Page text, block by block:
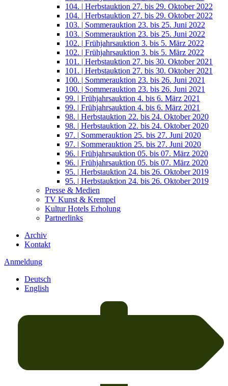
104. | Herbstauktion 27. bis 29. Oktober 2022
104. | Herbstauktion 27. bis 29. Oktober 2022
103. | Sommerauktion 23. bis 25. Juni 2022
103. | Sommerauktion 23. bis 25. Juni 2022
102. | Frühjahrsauktion 3. bis 5. März 2022
102. | Frühjahrsauktion 3. bis 5. März 2022
101. | Herbstauktion 27. bis 30. Oktober 2021
101. | Herbstauktion 27. bis 30. Oktober 2021
100. | Sommerauktion 23. bis 26. Juni 2021
100. | Sommerauktion 23. bis 26. Juni 2021
99. | Frühjahrsauktion 4. bis 6. März 2021
99. | Frühjahrsauktion 4. bis 6. März 2021
98. | Herbstauktion 22. bis 24. Oktober 2020
98. | Herbstauktion 22. bis 24. Oktober 2020
97. | Sommerauktion 25. bis 27. Juni 2020
97. | Sommerauktion 25. bis 27. Juni 2020
96. | Frühjahrsauktion 05. bis 07. März 2020
96. | Frühjahrsauktion 05. bis 07. März 2020
95. | Herbstauktion 24. bis 26. Oktober 2019
95. | Herbstauktion 24. bis 26. Oktober 2019
Presse & Medien
TV Kunst & Krempel
Kultur Hotels Erholung
Partnerlinks
Archiv
Kontakt
Anmeldung
Deutsch
English